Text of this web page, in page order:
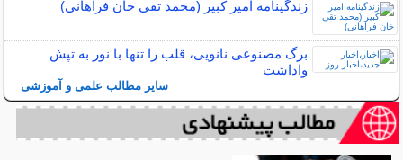
زندگینامه امیر کبیر (محمد تقی خان فراهانی)
برگ مصنوعی نانویی، قلب را تنها با نور به تپش
واداشت
سایر مطالب علمی و آموزشی